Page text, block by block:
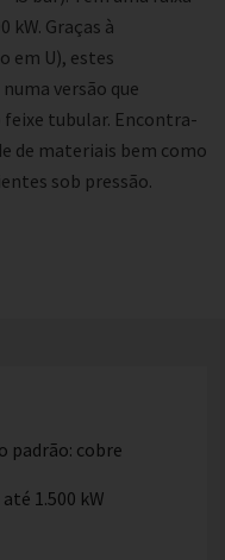
kW. Graças à
em U), estes
versão que
tubular. Encontra-
de materiais bem como
sob pressão.
padrão: cobre
1.500 kW